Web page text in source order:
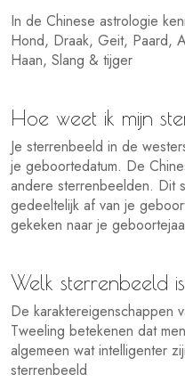
In de Chinese astrologie
Hond, Draak, Geit, Paard,
Haan, Slang & tijger
Hoe weet ik mijn
Je sterrenbeeld in de
je geboortedatum. De
andere sterrenbeelden. Dit
gedeeltelijk af van je
gekeken naar je
Welk sterrenbeeld
De karaktereigenschappen
Tweeling betekenen dat
algemeen wat intelligenter
sterrenbeeld